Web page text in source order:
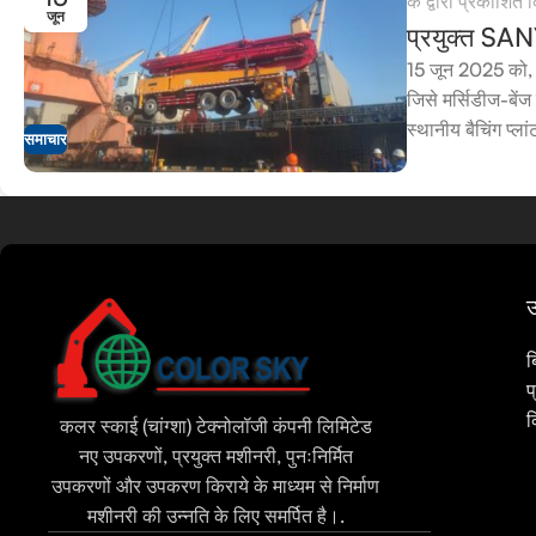
जून
समाचार
प्रयुक्त
15 जून 2025 को,
जिसे मर्सिडीज-
स्थानीय बैचिंग
कलर स्काई (चांग्शा) टेक्नोलॉजी कंपनी लिमिटेड
नए उपकरणों, प्रयुक्त मशीनरी, पुनःनिर्मित
उपकरणों और उपकरण किराये के माध्यम से निर्माण
मशीनरी की उन्नति के लिए समर्पित है।.
Arabic
French
Spanish
Vietnamese
Urdu
Tamil